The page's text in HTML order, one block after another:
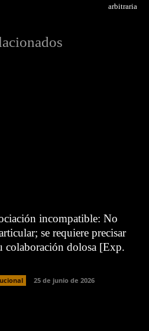
arbitraria
incompatible: No
se requiere precisar
colaboración dolosa [Exp.
25 de junio de 2026